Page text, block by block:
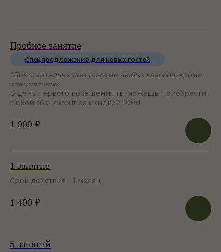
Пробное занятие
Спецпредложение для новых гостей
*Действительно при покупке любых классов, кроме
специальных.
В день первого посещения ты можешь приобрести
любой абонемент со скидкой 20%!
1 000 ₽
1 занятие
Срок действия – 1 месяц
1 400 ₽
5 занятий
Классы для всех
Мы знаем, что практиковать йогу
физической подготовки. Стать гибким,
запрос.
бонусом от любимых занятий!
Особенные
Это команда
которых
учителя.